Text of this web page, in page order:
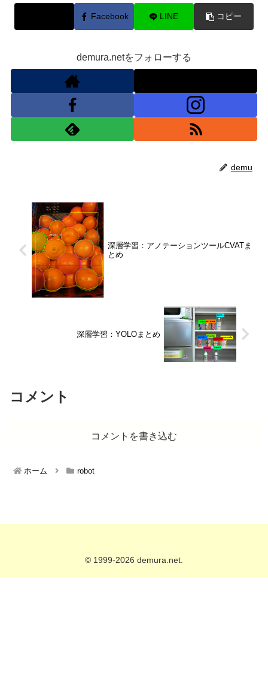
Facebook LINE コピー
demura.netをフォローする
demu
深層学習：アノテーションツールCVATま
とめ
深層学習：YOLOまとめ
コメント
コメントを書き込む
ホーム robot
© 1999-2026 demura.net.